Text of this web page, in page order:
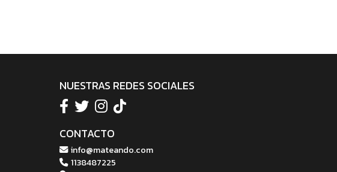
NUESTRAS REDES SOCIALES
CONTACTO
info@mateando.com
1138487225